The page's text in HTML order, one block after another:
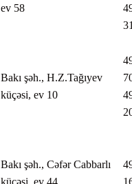
ev 58
Bakı şəh., H.Z.Tağıyev
küçəsi, ev 10
Bakı şəh., Cəfər Cabbarlı